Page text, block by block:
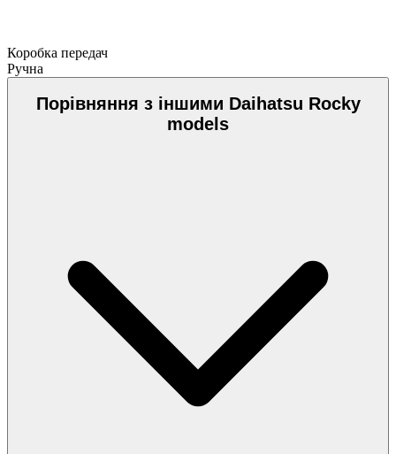
Коробка передач
Ручна
Порівняння з іншими Daihatsu Rocky
models